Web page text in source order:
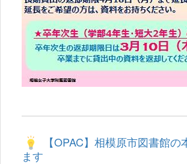
【OPAC】相模原市図書館の
ます